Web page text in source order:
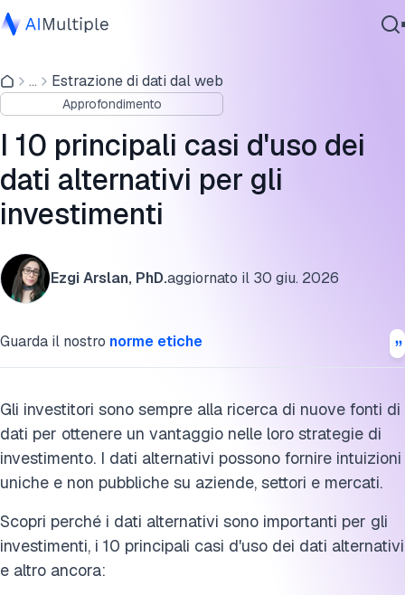
IA Agente
Sicurezza Informatica
Dati
Software Aziendale
Servizi
Contattaci
... Estrazione di dati dal web
Approfondimento
I 10 principali casi d'uso dei
dati alternativi per gli
investimenti
Ezgi Arslan, PhD.aggiornato il 30 giu. 2026
Guarda il nostro norme etiche
Gli investitori sono sempre alla ricerca di nuove fonti di
dati per ottenere un vantaggio nelle loro strategie di
investimento. I dati alternativi possono fornire intuizioni
uniche e non pubbliche su aziende, settori e mercati.
Scopri perché i dati alternativi sono importanti per gli
investimenti, i 10 principali casi d'uso dei dati alternativi
e altro ancora:
Perché i dati alternativi sono importanti per gli
investimenti?
Quali sono gli scopi di investimento dei dati alternativi?
Come raccogliere dati alternativi?
Quali sono alcuni esempi di dati alternativi?
Ulteriori letture
Cita questa ricerca